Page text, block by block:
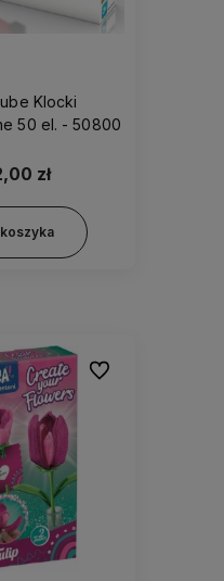
Klocki
50 el. - 50800
zł
Do ulubionych